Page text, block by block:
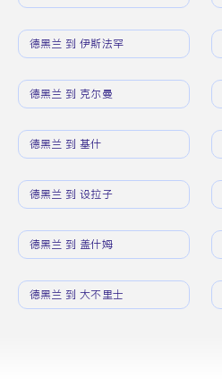
德黑兰 到 伊斯法罕
德黑兰 到 克尔曼
德黑兰 到 基什
德黑兰 到 设拉子
德黑兰 到 盖什姆
德黑兰 到 大不里士